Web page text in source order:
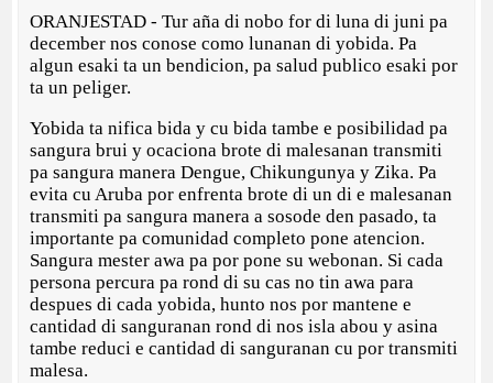
ORANJESTAD - Tur aña di nobo for di luna di juni pa
december nos conose como lunanan di yobida. Pa
algun esaki ta un bendicion, pa salud publico esaki por
ta un peliger.
Yobida ta nifica bida y cu bida tambe e posibilidad pa
sangura brui y ocaciona brote di malesanan transmiti
pa sangura manera Dengue, Chikungunya y Zika. Pa
evita cu Aruba por enfrenta brote di un di e malesanan
transmiti pa sangura manera a sosode den pasado, ta
importante pa comunidad completo pone atencion.
Sangura mester awa pa por pone su webonan. Si cada
persona percura pa rond di su cas no tin awa para
despues di cada yobida, hunto nos por mantene e
cantidad di sanguranan rond di nos isla abou y asina
tambe reduci e cantidad di sanguranan cu por transmiti
malesa.